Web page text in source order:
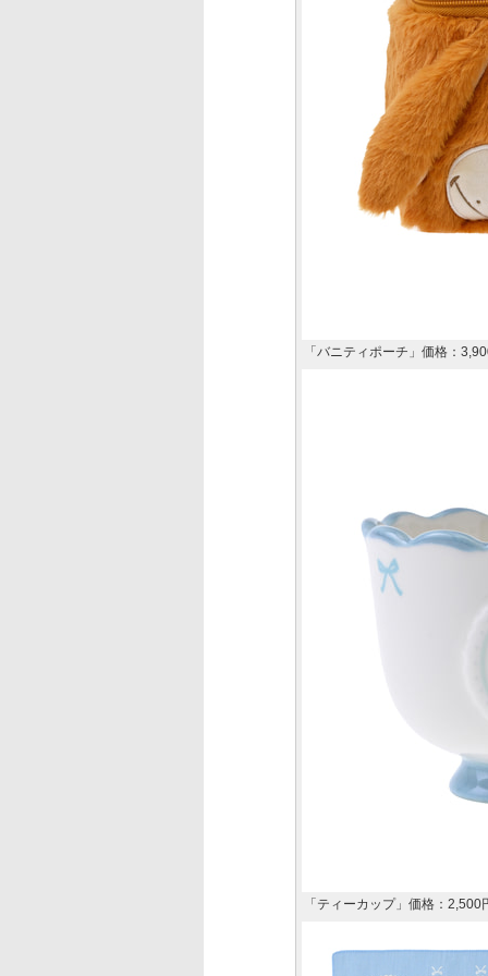
「バニティポーチ」価格：
「ティーカップ」価格：2,500